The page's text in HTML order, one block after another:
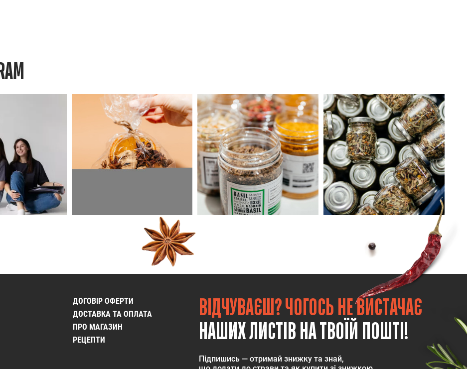
ДОГОВІР ОФЕРТИ
ДОСТАВКА ТА ОПЛАТА
ПРО МАГАЗИН
РЕЦЕПТИ
ВІДЧУВАЄШ? ЧОГОСЬ НЕ ВИСТАЧАЄ
НАШИХ ЛИСТІВ НА ТВОЇЙ ПОШТІ!
Підпишись — отримай знижку та знай,